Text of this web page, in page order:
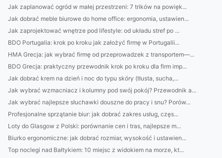
Jak zaplanować ogród w małej przestrzeni: 7 trików na powięk...
Jak dobrać meble biurowe do home office: ergonomia, ustawien...
Jak zaprojektować wnętrze pod lifestyle: od układu stref po ...
BDO Portugalia: krok po kroku jak założyć firmę w Portugalii...
HMA Grecja: jak wybrać firmę od przeprowadzek z transportem—...
BDO Grecja: praktyczny przewodnik krok po kroku dla firm imp...
Jak dobrać krem na dzień i noc do typu skóry (tłusta, sucha,...
Jak wybrać wzmacniacz i kolumny pod swój pokój? Przewodnik a...
Jak wybrać najlepsze słuchawki douszne do pracy i snu? Porów...
Profesjonalne sprzątanie biur: jak dobrać zakres usług, częs...
Loty do Glasgow z Polski: porównanie cen i tras, najlepsze m...
Biurko ergonomiczne: jak dobrać rozmiar, wysokość i ustawien...
Top noclegi nad Bałtykiem: 10 miejsc z widokiem na morze, kt...